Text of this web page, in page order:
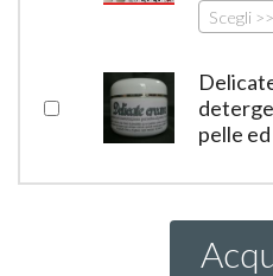
Scegli >>
pelle